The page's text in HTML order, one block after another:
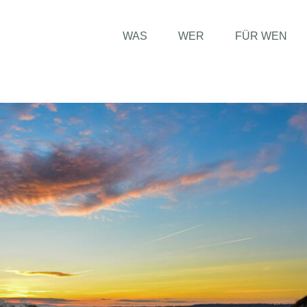
WAS WER FÜR WEN